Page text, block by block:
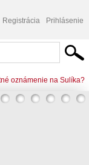
Registrácia Prihlásenie
oznámenie na Sulíka?